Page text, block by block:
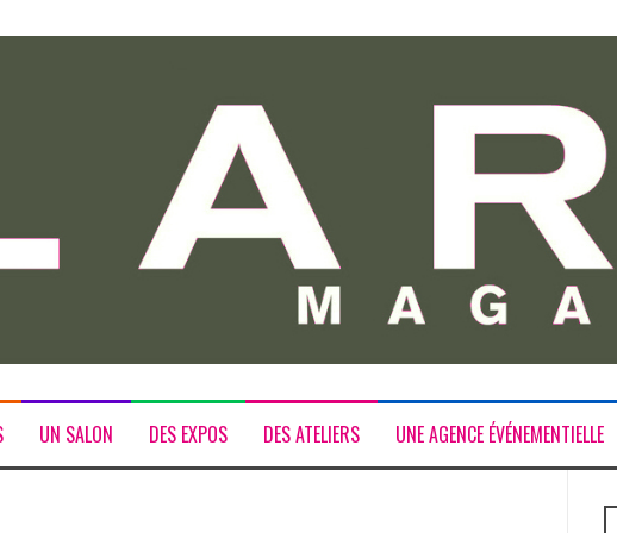
UN SALON DES EXPOS DES ATELIERS UNE AGENCE ÉVÉNEMENTIELLE